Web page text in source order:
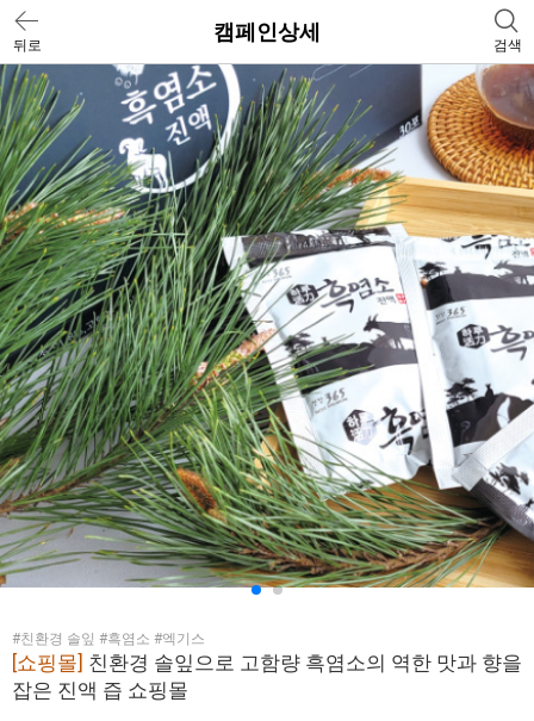
뒤로
캠페인상세
검색
#친환경 솔잎 #흑염소 #엑기스
[쇼핑몰] 친환경 솔잎으로 고함량 흑염소의 역한 맛과 향을
잡은 진액 즙 쇼핑몰